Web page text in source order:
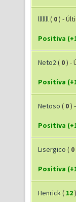
lllllll( 0) -
Positiva
Neto2( 0) -
Positiva
Netoso ( 0)
Positiva
Lisergico ( 0
Positiva
Henrick( 12